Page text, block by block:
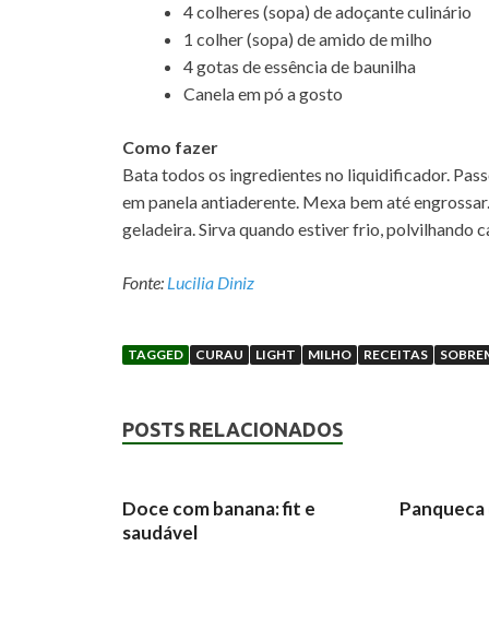
4 colheres (sopa) de adoçante culinário
1 colher (sopa) de amido de milho
4 gotas de essência de baunilha
Canela em pó a gosto
Como fazer
Bata todos os ingredientes no liquidificador.
em panela antiaderente. Mexa bem até
geladeira. Sirva quando estiver frio, polvilhando
Fonte: Lucilia Diniz
TAGGED CURAU LIGHT MILHO RECEITAS
POSTS RELACIONADOS
Doce com banana: fit e
saudável
Panqueca